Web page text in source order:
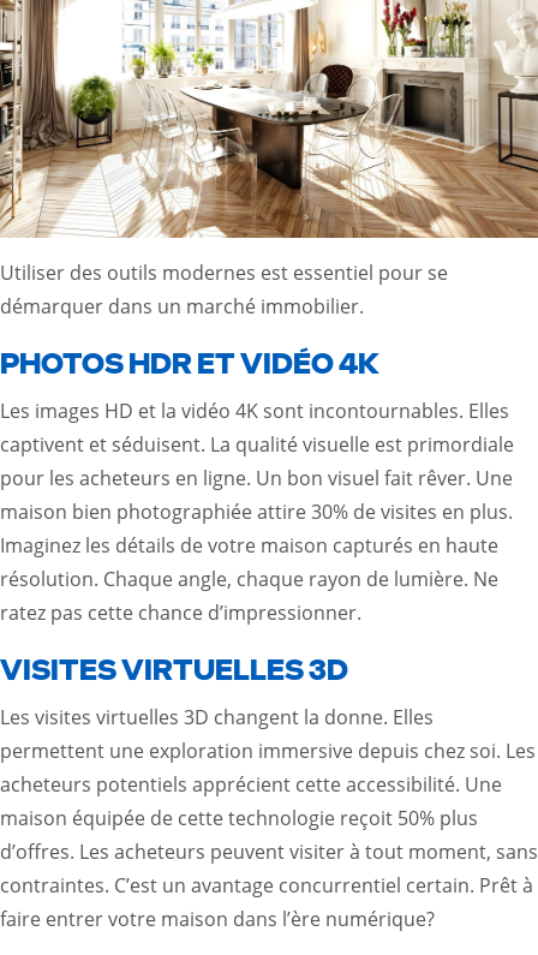
Utiliser des outils modernes est essentiel pour se
démarquer dans un marché immobilier.
PHOTOS HDR ET VIDÉO 4K
Les images HD et la vidéo 4K sont incontournables. Elles
captivent et séduisent. La qualité visuelle est primordiale
pour les acheteurs en ligne. Un bon visuel fait rêver. Une
maison bien photographiée attire 30% de visites en plus.
Imaginez les détails de votre maison capturés en haute
résolution. Chaque angle, chaque rayon de lumière. Ne
ratez pas cette chance d’impressionner.
VISITES VIRTUELLES 3D
Les visites virtuelles 3D changent la donne. Elles
permettent une exploration immersive depuis chez soi. Les
acheteurs potentiels apprécient cette accessibilité. Une
maison équipée de cette technologie reçoit 50% plus
d’offres. Les acheteurs peuvent visiter à tout moment, sans
contraintes. C’est un avantage concurrentiel certain. Prêt à
faire entrer votre maison dans l’ère numérique?